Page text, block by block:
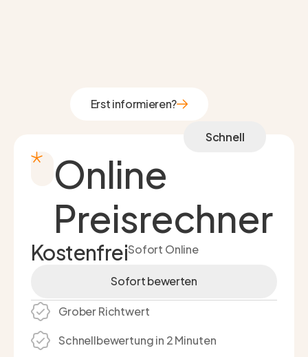
Erst informieren?
Online
Preisrechner
KostenfreiSofort Online
Sofort bewerten
Grober Richtwert
Schnell­bewertung in 2 Minuten
Schnell